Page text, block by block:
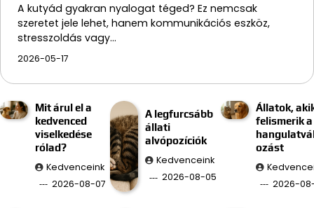
A kutyád gyakran nyalogat téged? Ez nemcsak
szeretet jele lehet, hanem kommunikációs eszköz,
stresszoldás vagy…
2026-05-17
Mit árul el a
kedvenced
viselkedése
rólad?
Kedvenceink
2026-08-07
A legfurcsább
állati
alvópozíciók
Kedvenceink
2026-08-05
Állatok,
felismerik a
ozást
2026-